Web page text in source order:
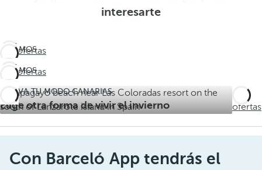
interesarte
¡ÚLTIMOS
No te
quedes
sin
Ver ofertas
¡ÚLTIMOS
No te
quedes
sin
Ver ofertas
ACTIVA TU MODO CANARIAS
Elige otra forma de vivir el invierno
ofertas
Con Barceló App tendrás el